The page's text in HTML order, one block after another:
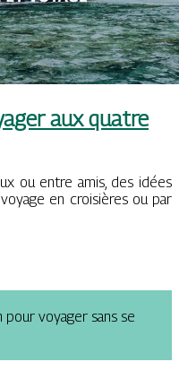
aux quatre
ou entre amis, des idées
en croisières ou par
pour voyager sans se